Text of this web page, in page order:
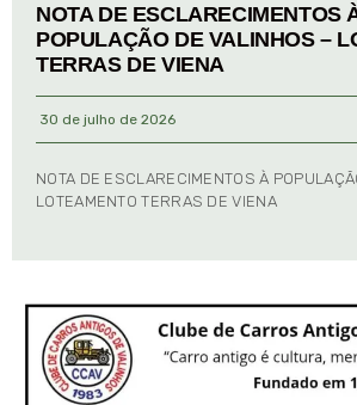
NOTA DE ESCLARECIMENTOS
POPULAÇÃO DE VALINHOS –
TERRAS DE VIENA
30 de julho de 2026
NOTA DE ESCLARECIMENTOS À
LOTEAMENTO TERRAS DE VIENA